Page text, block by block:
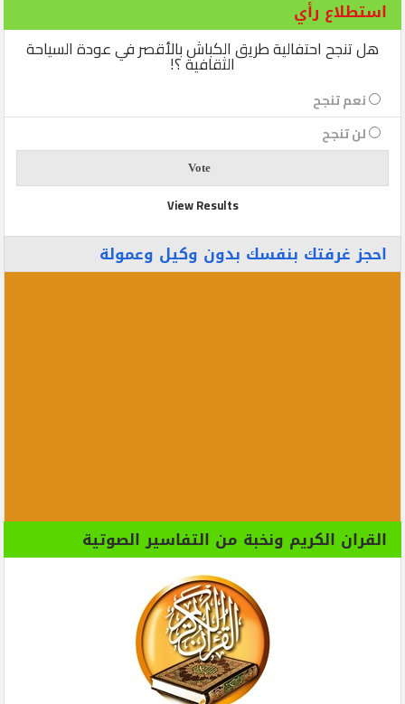
استطلاع رأي
هل تنجح احتفالية طريق الكباش بالأقصر في عودة السياحة
الثقافية ؟!
نعم تنجح
لن تنجح
View Results
احجز غرفتك بنفسك بدون وكيل وعمولة
القران الكريم ونخبة من التفاسير الصوتية